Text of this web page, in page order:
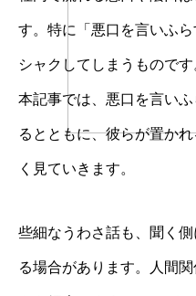
す。特に「悪口を言いふ
シャクしてしまうものです
本記事では、悪口を言い
るとともに、彼らが置か
く見ていきます。
些細なうわさ話も、聞く
る場合があります。人間